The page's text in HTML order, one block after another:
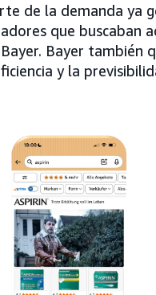
de la demanda ya
que buscaban
Bayer también
y la